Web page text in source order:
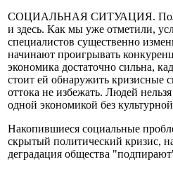
СОЦИАЛЬНАЯ СИТУАЦИЯ.
и здесь. Как мы уже отметили,
специалистов существенно
начинают проигрывать
экономика достаточно сильна,
стоит ей обнаружить кризисные
оттока не избежать. Людей
одной экономикой без
Накопившиеся социальные
скрытый политический кризис,
деградация общества